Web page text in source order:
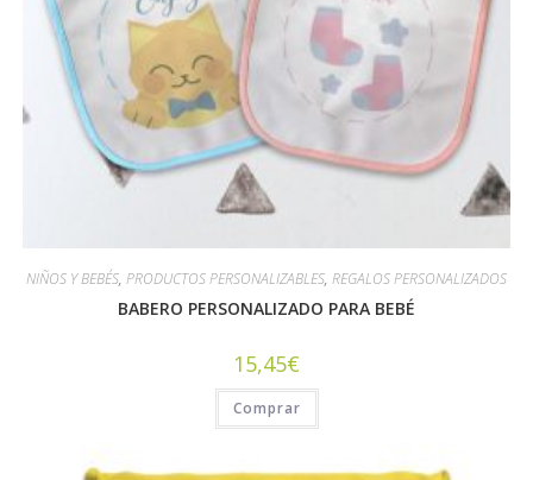
NIÑOS Y BEBÉS, PRODUCTOS PERSONALIZABLES, REGALOS PERSONALIZADOS
BABERO PERSONALIZADO PARA BEBÉ
15,45€
Comprar